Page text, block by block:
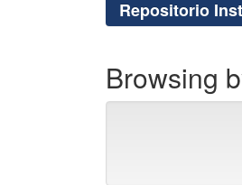
Repositorio
Browsing